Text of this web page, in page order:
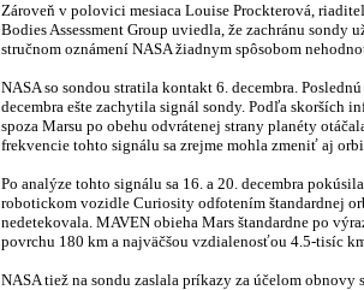
Zároveň v polovici mesiaca Louise Prockterová,
Bodies Assessment Group uviedla, že zachránu
stručnom oznámení NASA žiadnym spôsobom
NASA so sondou stratila kontakt 6. decembra.
decembra ešte zachytila signál sondy. Podľa skorších
spoza Marsu po obehu odvrátenej strany planéty
frekvencie tohto signálu sa zrejme mohla zmeniť aj
Po analýze tohto signálu sa 16. a 20. decembra
robotickom vozidle Curiosity odfotením štandardnej
nedetekovala. MAVEN obieha Mars štandardne po
povrchu 180 km a najväčšou vzdialenosťou 4.5-tisíc
NASA tiež na sondu zaslala príkazy za účelom